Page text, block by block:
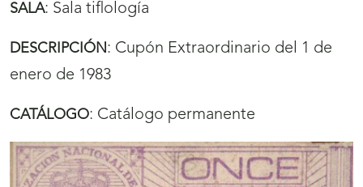
SALA: Sala tiflología
DESCRIPCIÓN: Cupón Extraordinario del 1 de
enero de 1983
CATÁLOGO: Catálogo permanente